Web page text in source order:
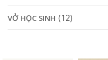
VỞ HỌC SINH (12)